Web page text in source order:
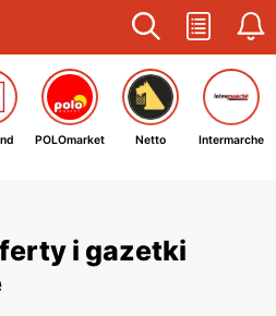
POLOmarket Netto Intermarche
i gazetki